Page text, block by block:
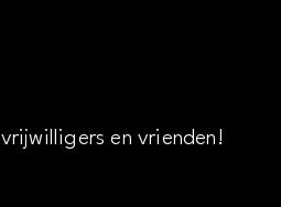
en vrienden!